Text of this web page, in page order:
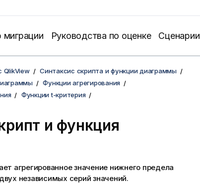
миграции Руководства по оценке Сценарии
QlikView
Синтаксис скрипта и функции диаграммы
Функции агрегирования
Функции t-критерия
и функция
агрегированное значение нижнего предела
независимых серий значений.